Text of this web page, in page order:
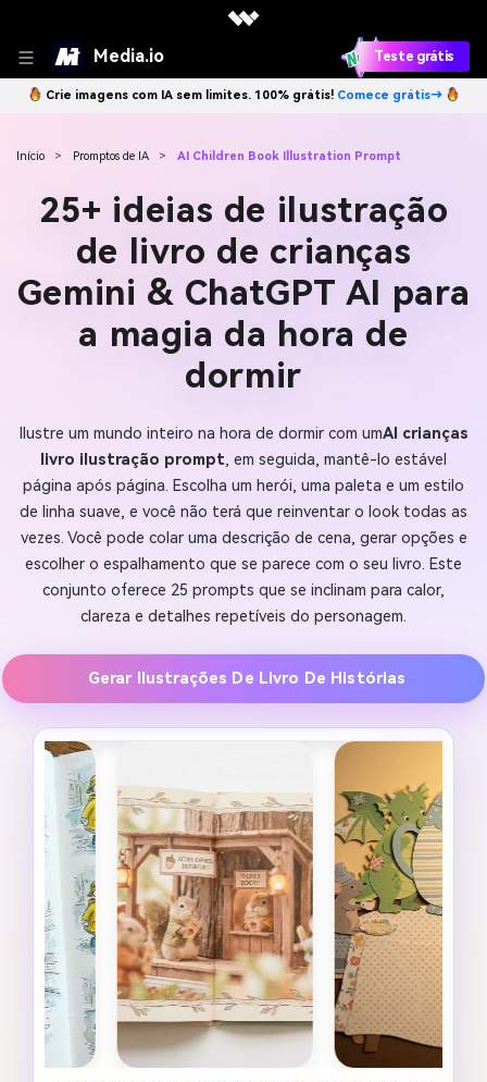
Media.io Teste grátis
Crie imagens com IA sem limites. 100% grátis! Comece grátis→
Início > Promptos de IA > AI Children Book Illustration Prompt
25+ ideias de ilustração
de livro de crianças
Gemini & ChatGPT AI para
a magia da hora de
dormir
Ilustre um mundo inteiro na hora de dormir com umAI crianças
livro ilustração prompt, em seguida, mantê-lo estável
página após página. Escolha um herói, uma paleta e um estilo
de linha suave, e você não terá que reinventar o look todas as
vezes. Você pode colar uma descrição de cena, gerar opções e
escolher o espalhamento que se parece com o seu livro. Este
conjunto oferece 25 prompts que se inclinam para calor,
clareza e detalhes repetíveis do personagem.
Gerar Ilustrações De Livro De Histórias